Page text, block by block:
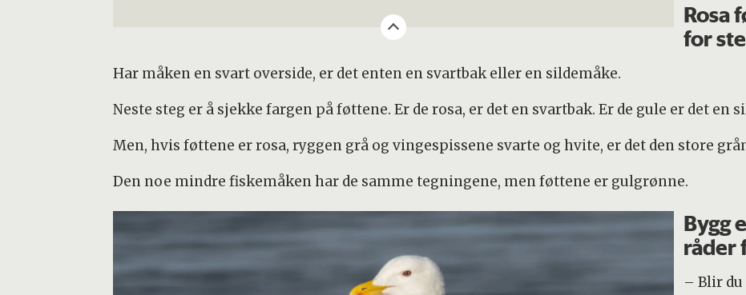
Rosa
for
Har måken en svart overside, er det enten en svartbak eller en sildemåke.
Neste steg er å sjekke fargen på føttene. Er de rosa, er det en svartbak. Er de gule er det en
Men, hvis føttene er rosa, ryggen grå og vingespissene svarte og hvite, er det den store
Den noe mindre fiskemåken har de samme tegningene, men føttene er gulgrønne.
Bygg
råder
– Blir